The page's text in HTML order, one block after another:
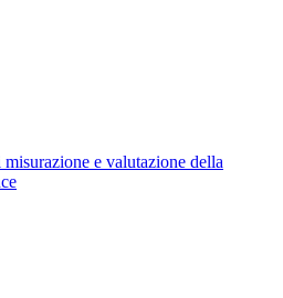
misurazione e valutazione della